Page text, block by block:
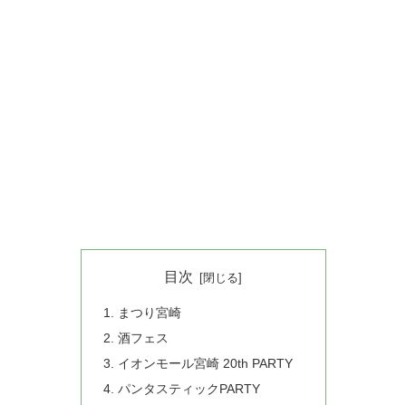
目次
まつり宮崎
酒フェス
イオンモール宮崎 20th PARTY
パンタスティックPARTY